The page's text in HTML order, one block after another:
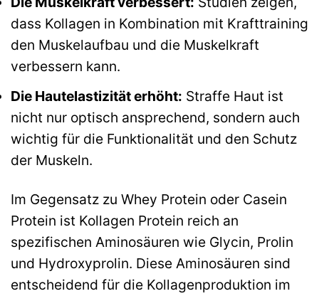
dass Kollagen in Kombination mit Krafttraining
den Muskelaufbau und die Muskelkraft
verbessern kann.
Die Hautelastizität erhöht: Straffe Haut ist
nicht nur optisch ansprechend, sondern auch
wichtig für die Funktionalität und den Schutz
der Muskeln.
Im Gegensatz zu Whey Protein oder Casein
Protein ist Kollagen Protein reich an
spezifischen Aminosäuren wie Glycin, Prolin
und Hydroxyprolin. Diese Aminosäuren sind
entscheidend für die Kollagenproduktion im